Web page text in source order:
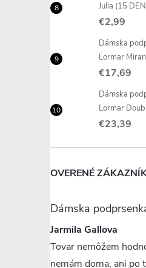
Julia (15
€2,99
Dámska
Lormar
€17,69
Dámska
Lormar
€23,39
OVERENÉ
Jarmila Gallova
Tovar nemôžem
nemám doma, ani po